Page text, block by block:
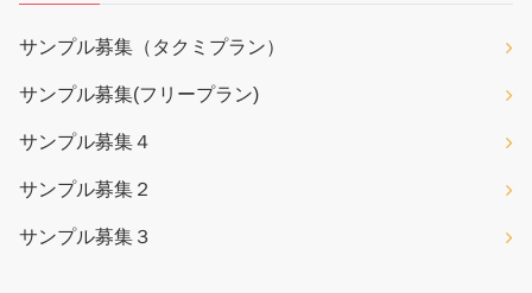
サンプル募集（タクミプラン）
サンプル募集(フリープラン)
サンプル募集４
サンプル募集２
サンプル募集３